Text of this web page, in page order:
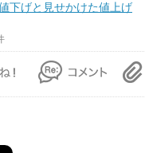
下げと見せかけた値上げ